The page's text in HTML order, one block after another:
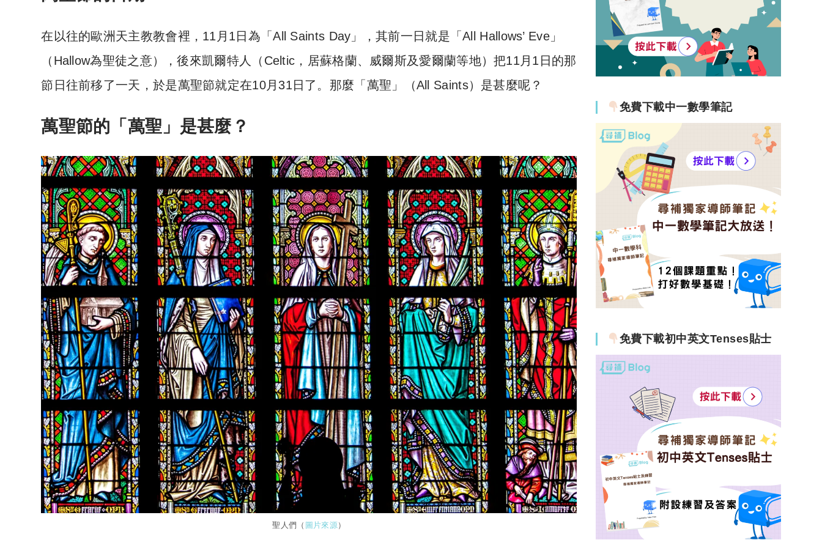
在以往的歐洲天主教教會裡，11月1日為「All Saints Day」，其前一日就是「All Hallows’ Eve」
（Hallow為聖徒之意），後來凱爾特人（Celtic，居蘇格蘭、威爾斯及愛爾蘭等地）把11月1日的那
節日往前移了一天，於是萬聖節就定在10月31日了。那麼「萬聖」（All Saints）是甚麼呢？
萬聖節的「萬聖」是甚麼？
聖人們（ 圖片來源）
免費下載中一數學筆記
免費下載初中英文Tenses貼士